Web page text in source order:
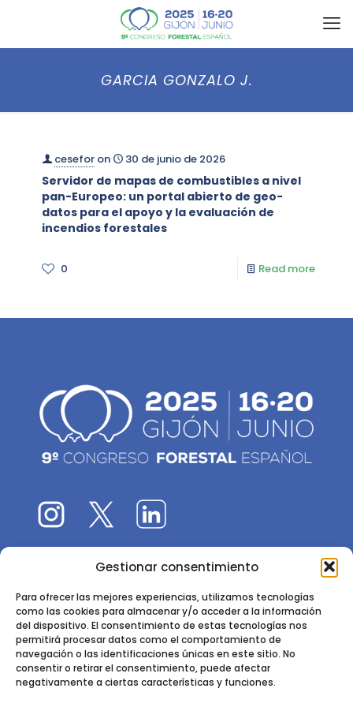
Gestionar consentimiento
Para ofrecer las mejores experiencias, utilizamos tecnologías
como las cookies para almacenar y/o acceder a la información
del dispositivo. El consentimiento de estas tecnologías nos
permitirá procesar datos como el comportamiento de
navegación o las identificaciones únicas en este sitio. No
consentir o retirar el consentimiento, puede afectar
negativamente a ciertas características y funciones.
GARCIA GONZALO J.
cesefor on 30 de junio de 2026
Servidor de mapas de combustibles a nivel
pan-Europeo: un portal abierto de geo-
datos para el apoyo y la evaluación de
incendios forestales
0 Read more
El 9CFE es una actividad promovida por laSociedad
Instituto de Ciencias Forestales, INIA-CSIC
Ctra. de la Coruña km 7,5 - 28040 Madrid